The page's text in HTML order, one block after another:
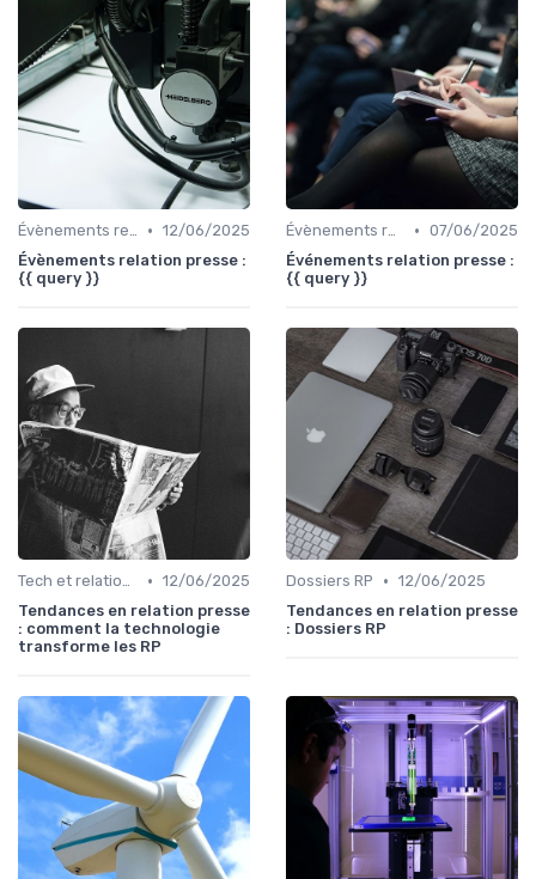
Évènements relation presse • 12/06/2025
Évènements relation presse :
{{ query }}
Évènements relation presse • 07/06/2025
Événements relation presse :
{{ query }}
Tech et relation presse • 12/06/2025
Tendances en relation presse
: comment la technologie
transforme les RP
Dossiers RP • 12/06/2025
Tendances en relation presse
: Dossiers RP